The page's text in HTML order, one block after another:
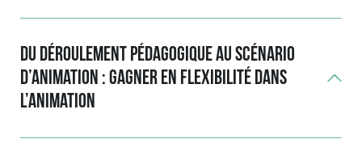
Du déroulement pédagogique au scénario
d’animation : gagner en flexibilité dans
l’animation